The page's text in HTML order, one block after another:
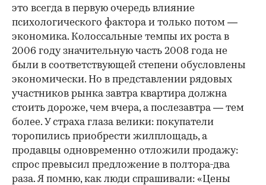
это всегда в первую очередь влияние
психологического фактора и только потом —
экономика. Колоссальные темпы их роста в
2006 году значительную часть 2008 года не
были в соответствующей степени обусловлены
экономически. Но в представлении рядовых
участников рынка завтра квартира должна
стоить дороже, чем вчера, а послезавтра — тем
более. У страха глаза велики: покупатели
торопились приобрести жилплощадь, а
продавцы одновременно отложили продажу:
спрос превысил предложение в полтора-два
раза. Я помню, как люди спрашивали: «Цены